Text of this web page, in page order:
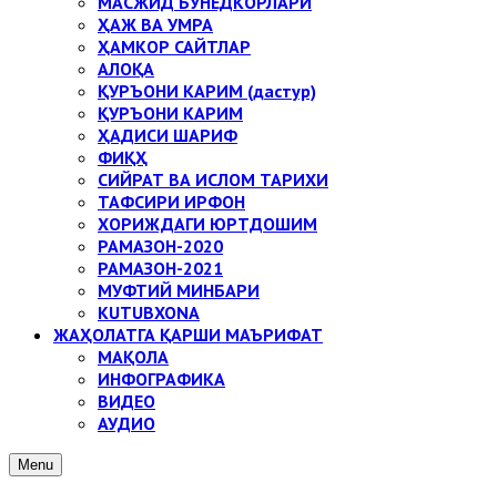
ҲАЖ ВА УМРА
ҲАМКОР САЙТЛАР
АЛОҚА
ҚУРЪОНИ КАРИМ (дастур)
ҚУРЪОНИ КАРИМ
ҲАДИСИ ШАРИФ
ФИҚҲ
СИЙРАТ ВА ИСЛОМ ТАРИХИ
ТАФСИРИ ИРФОН
ХОРИЖДАГИ ЮРТДОШИМ
РАМАЗОН-2020
РАМАЗОН-2021
МУФТИЙ МИНБАРИ
KUTUBXONA
ЖАҲОЛАТГА ҚАРШИ МАЪРИФАТ
МАҚОЛА
ИНФОГРАФИКА
ВИДЕО
АУДИО
Menu